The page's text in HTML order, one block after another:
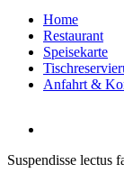
Home
Restaurant
Speisekarte
Anfahrt &
Image
Suspendisse lectus